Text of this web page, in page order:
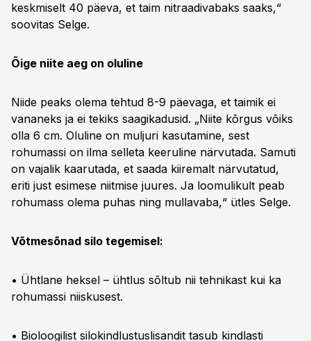
keskmiselt 40 päeva, et taim nitraadivabaks saaks,“
soovitas Selge.
Õige niite aeg on oluline
Niide peaks olema tehtud 8-9 päevaga, et taimik ei
vananeks ja ei tekiks saagikadusid. „Niite kõrgus võiks
olla 6 cm. Oluline on muljuri kasutamine, sest
rohumassi on ilma selleta keeruline närvutada. Samuti
on vajalik kaarutada, et saada kiiremalt närvutatud,
eriti just esimese niitmise juures. Ja loomulikult peab
rohumass olema puhas ning mullavaba,“ ütles Selge.
Võtmesõnad silo tegemisel:
• Ühtlane heksel – ühtlus sõltub nii tehnikast kui ka
rohumassi niiskusest.
• Bioloogilist silokindlustuslisandit tasub kindlasti